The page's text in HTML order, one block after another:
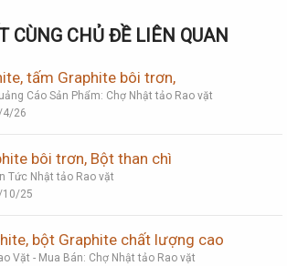
CÙNG CHỦ ĐỀ LIÊN QUAN
tấm Graphite bôi trơn,
Cáo Sản Phẩm: Chợ Nhật tảo Rao vặt
4/26
bôi trơn, Bột than chì
Tức Nhật tảo Rao vặt
10/25
bột Graphite chất lượng cao
Vặt - Mua Bán: Chợ Nhật tảo Rao vặt